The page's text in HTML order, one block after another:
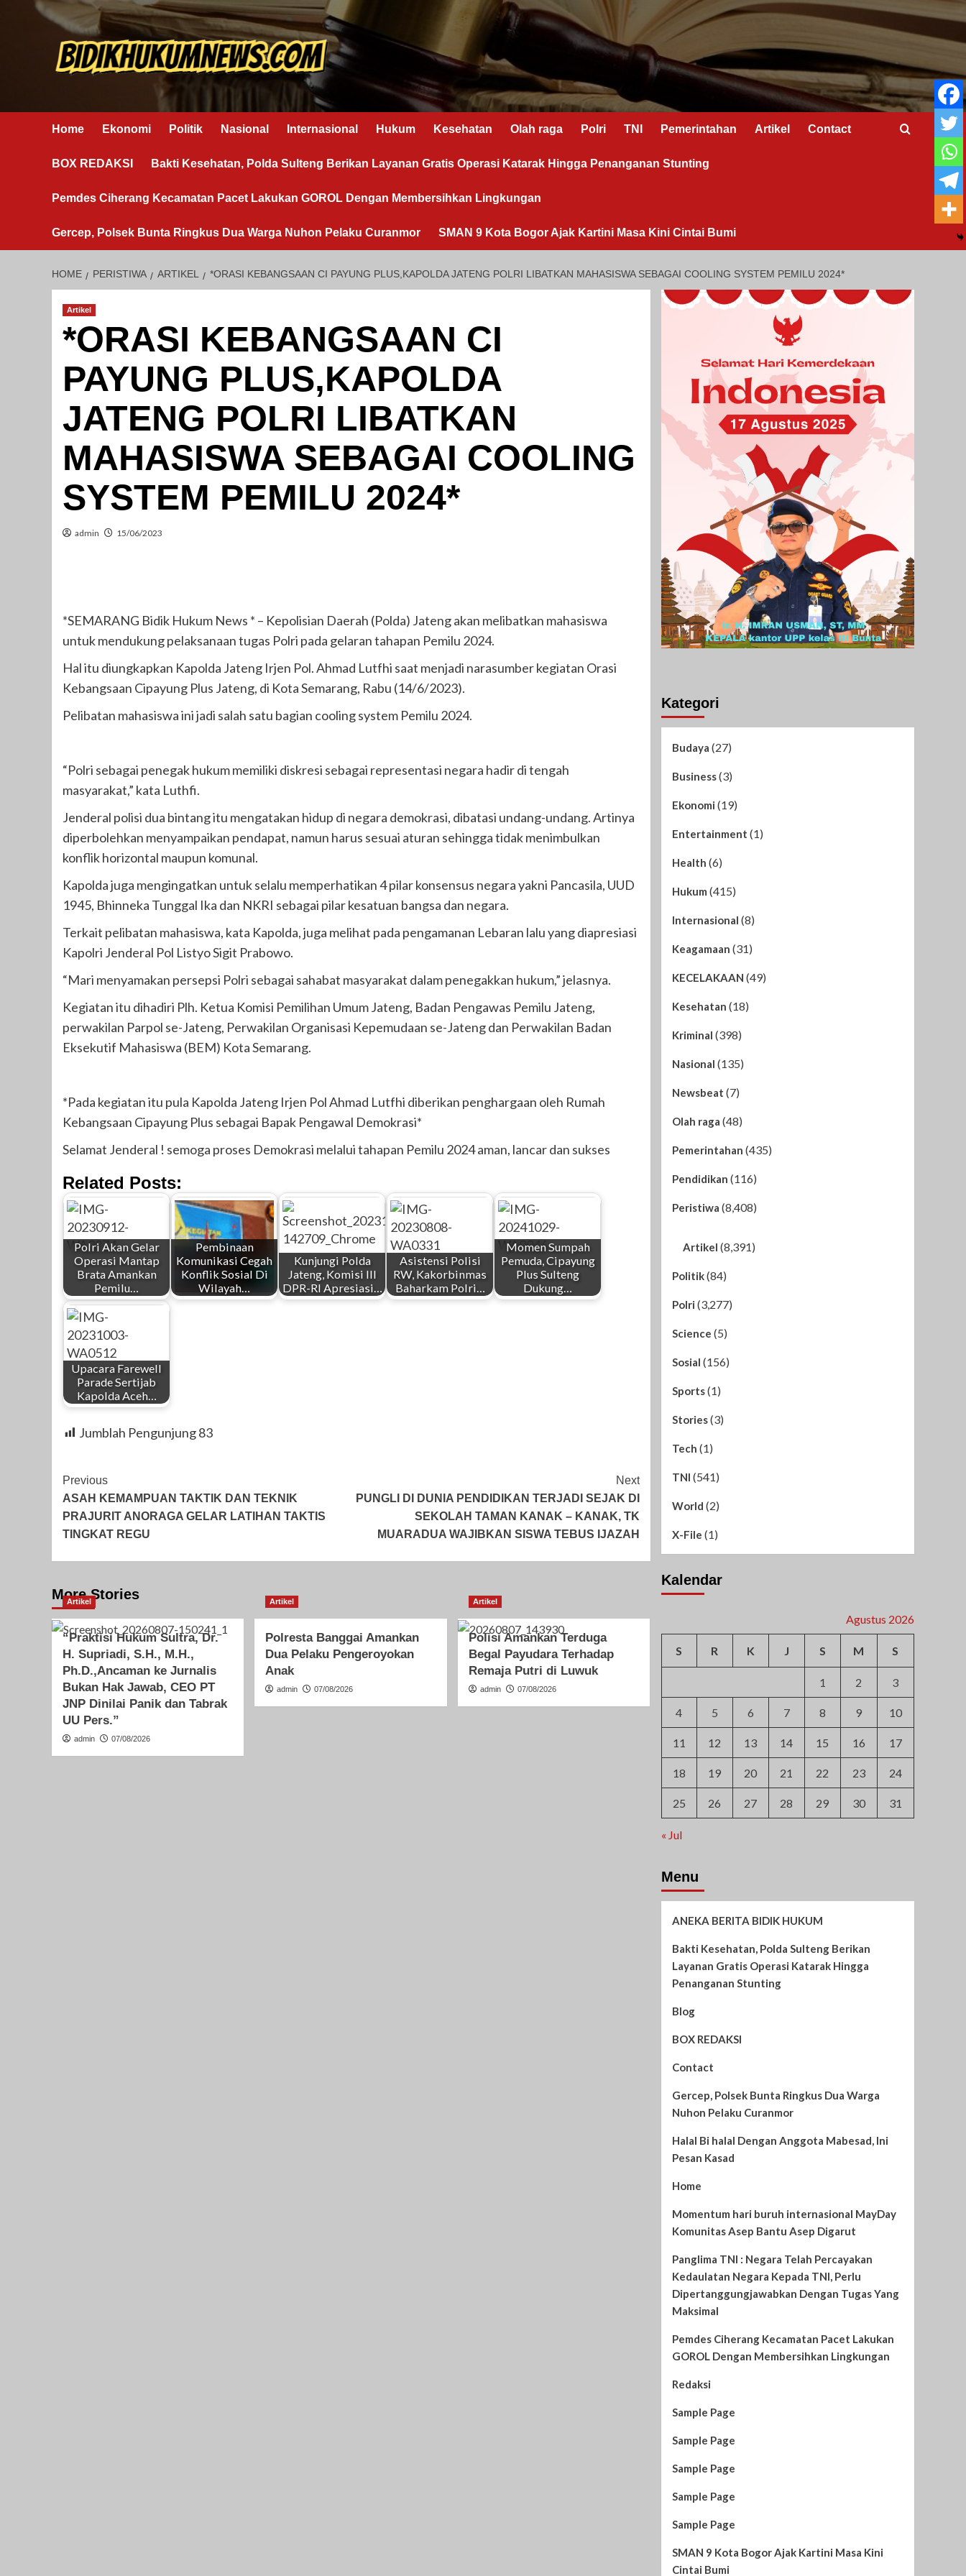
Home Ekonomi Politik Nasional Internasional Hukum Kesehatan Olah raga Polri TNI Pemerintahan Artikel Contact
BOX REDAKSI Bakti Kesehatan, Polda Sulteng Berikan Layanan Gratis Operasi Katarak Hingga Penanganan Stunting
Pemdes Ciherang Kecamatan Pacet Lakukan GOROL Dengan Membersihkan Lingkungan
Gercep, Polsek Bunta Ringkus Dua Warga Nuhon Pelaku Curanmor SMAN 9 Kota Bogor Ajak Kartini Masa Kini Cintai Bumi
HOME PERISTIWA ARTIKEL *ORASI KEBANGSAAN CI PAYUNG PLUS,KAPOLDA JATENG POLRI LIBATKAN MAHASISWA SEBAGAI COOLING SYSTEM PEMILU 2024*
Artikel
*ORASI KEBANGSAAN CI
PAYUNG PLUS,KAPOLDA
JATENG POLRI LIBATKAN
MAHASISWA SEBAGAI COOLING
SYSTEM PEMILU 2024*
admin 15/06/2023
*SEMARANG Bidik Hukum News * – Kepolisian Daerah (Polda) Jateng akan melibatkan mahasiswa
untuk mendukung pelaksanaan tugas Polri pada gelaran tahapan Pemilu 2024.
Hal itu diungkapkan Kapolda Jateng Irjen Pol. Ahmad Lutfhi saat menjadi narasumber kegiatan Orasi
Kebangsaan Cipayung Plus Jateng, di Kota Semarang, Rabu (14/6/2023).
Pelibatan mahasiswa ini jadi salah satu bagian cooling system Pemilu 2024.
“Polri sebagai penegak hukum memiliki diskresi sebagai representasi negara hadir di tengah
masyarakat,” kata Luthfi.
Jenderal polisi dua bintang itu mengatakan hidup di negara demokrasi, dibatasi undang-undang. Artinya
diperbolehkan menyampaikan pendapat, namun harus sesuai aturan sehingga tidak menimbulkan
konflik horizontal maupun komunal.
Kapolda juga mengingatkan untuk selalu memperhatikan 4 pilar konsensus negara yakni Pancasila, UUD
1945, Bhinneka Tunggal Ika dan NKRI sebagai pilar kesatuan bangsa dan negara.
Terkait pelibatan mahasiswa, kata Kapolda, juga melihat pada pengamanan Lebaran lalu yang diapresiasi
Kapolri Jenderal Pol Listyo Sigit Prabowo.
“Mari menyamakan persepsi Polri sebagai sahabat masyarakat dalam penegakkan hukum,” jelasnya.
Kegiatan itu dihadiri Plh. Ketua Komisi Pemilihan Umum Jateng, Badan Pengawas Pemilu Jateng,
perwakilan Parpol se-Jateng, Perwakilan Organisasi Kepemudaan se-Jateng dan Perwakilan Badan
Eksekutif Mahasiswa (BEM) Kota Semarang.
*Pada kegiatan itu pula Kapolda Jateng Irjen Pol Ahmad Lutfhi diberikan penghargaan oleh Rumah
Kebangsaan Cipayung Plus sebagai Bapak Pengawal Demokrasi*
Selamat Jenderal ! semoga proses Demokrasi melalui tahapan Pemilu 2024 aman, lancar dan sukses
Related Posts:
Polri Akan Gelar
Operasi Mantap
Brata Amankan
Pemilu…
Pembinaan
Komunikasi Cegah
Konflik Sosial Di
Wilayah…
Kunjungi Polda
Jateng, Komisi III
DPR-RI Apresiasi…
Asistensi Polisi
RW, Kakorbinmas
Baharkam Polri…
Momen Sumpah
Pemuda, Cipayung
Plus Sulteng
Dukung…
Upacara Farewell
Parade Sertijab
Kapolda Aceh…
Jumblah Pengunjung83
Post
Navigation
Previous
ASAH KEMAMPUAN TAKTIK DAN TEKNIK
PRAJURIT ANORAGA GELAR LATIHAN TAKTIS
TINGKAT REGU
Next
PUNGLI DI DUNIA PENDIDIKAN TERJADI SEJAK DI
SEKOLAH TAMAN KANAK – KANAK, TK
MUARADUA WAJIBKAN SISWA TEBUS IJAZAH
More Stories
Artikel
“Praktisi Hukum Sultra, Dr.
H. Supriadi, S.H., M.H.,
Ph.D.,Ancaman ke Jurnalis
Bukan Hak Jawab, CEO PT
JNP Dinilai Panik dan Tabrak
UU Pers.”
admin 07/08/2026
Artikel
Polresta Banggai Amankan
Dua Pelaku Pengeroyokan
Anak
admin 07/08/2026
Artikel
Polisi Amankan Terduga
Begal Payudara Terhadap
Remaja Putri di Luwuk
admin 07/08/2026
Kategori
Budaya (27)
Business(3)
Ekonomi (19)
Entertainment (1)
Health (6)
Hukum (415)
Internasional (8)
Keagamaan (31)
KECELAKAAN (49)
Kesehatan (18)
Kriminal (398)
Nasional (135)
Newsbeat (7)
Olah raga (48)
Pemerintahan (435)
Pendidikan (116)
Peristiwa (8,408)
Artikel (8,391)
Politik(84)
Polri (3,277)
Science (5)
Sosial (156)
Sports(1)
Stories(3)
Tech (1)
TNI (541)
World (2)
X-File (1)
Kalendar
Agustus 2026
S R K J S M S
1 2 3
4 5 6 7 8 9 10
11 12 13 14 15 16 17
18 19 20 21 22 23 24
25 26 27 28 29 30 31
« Jul
Menu
ANEKA BERITA BIDIK HUKUM
Bakti Kesehatan, Polda Sulteng Berikan
Layanan Gratis Operasi Katarak Hingga
Penanganan Stunting
Blog
BOX REDAKSI
Contact
Gercep, Polsek Bunta Ringkus Dua Warga
Nuhon Pelaku Curanmor
Halal Bi halal Dengan Anggota Mabesad, Ini
Pesan Kasad
Home
Momentum hari buruh internasional MayDay
Komunitas Asep Bantu Asep Digarut
Panglima TNI : Negara Telah Percayakan
Kedaulatan Negara Kepada TNI, Perlu
Dipertanggungjawabkan Dengan Tugas Yang
Maksimal
Pemdes Ciherang Kecamatan Pacet Lakukan
GOROL Dengan Membersihkan Lingkungan
Redaksi
Sample Page
Sample Page
Sample Page
Sample Page
Sample Page
SMAN 9 Kota Bogor Ajak Kartini Masa Kini
Cintai Bumi